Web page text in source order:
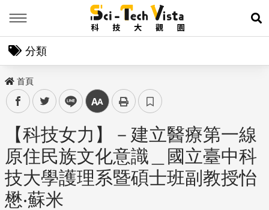
展
分類
首頁
facebooktwitter line 中
【科技女力】－建立醫療第一線
原住民族文化意識＿國立臺中科
技大學護理系暨碩士班副教授怡
懋‧蘇米